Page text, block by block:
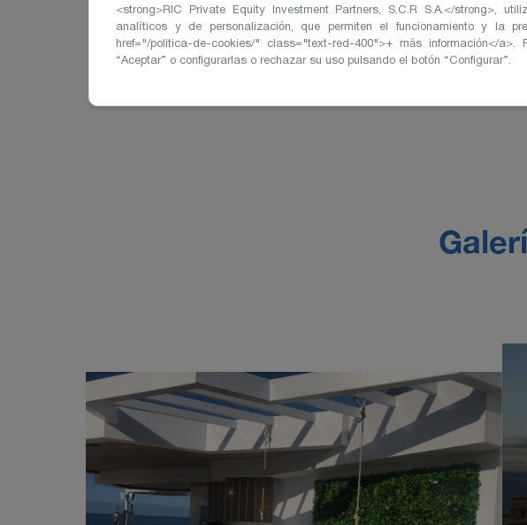
<strong>RIC Private Equity Investment Partners, S.C.R S.A.</strong>,
analíticos y de personalización, que permiten el funcionamiento y la
href="/politica-de-cookies/" class="text-red-400">+ más información</
“Aceptar” o configurarlas o rechazar su uso pulsando el botón “Configurar”.